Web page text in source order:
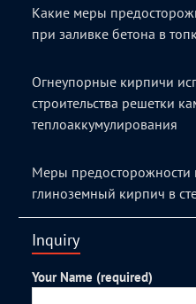
Какие меры
при заливке бетона в
Огнеупорные кирпичи
строительства решетки
теплоаккумулирования
Меры
глиноземный кирпич в
Inquiry
Your Name (required)